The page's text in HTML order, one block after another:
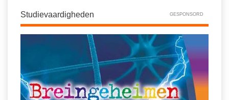
Studievaardigheden GESPONSORD